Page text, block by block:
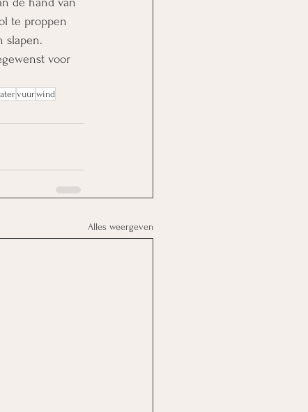
de hand van
te proppen
slapen.
voor
vuurwind
Alles weergeven